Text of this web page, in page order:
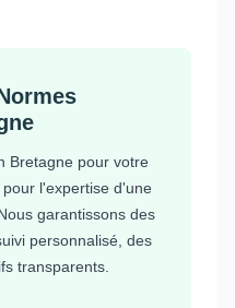
Bretagne pour votre
l'expertise d'une
garantissons des
personnalisé, des
transparents.